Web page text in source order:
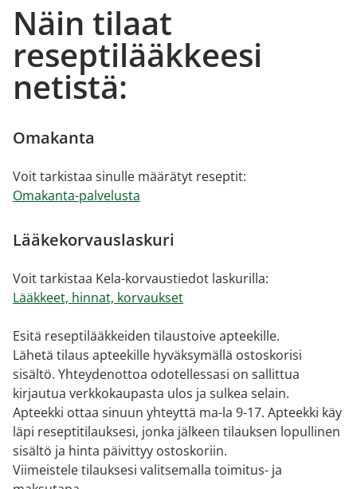
Näin tilaat
reseptilääkkeesi
netistä:
Omakanta
Voit tarkistaa sinulle määrätyt reseptit:
Omakanta-palvelusta
Lääkekorvauslaskuri
Voit tarkistaa Kela-korvaustiedot laskurilla:
Lääkkeet, hinnat, korvaukset
Esitä reseptilääkkeiden tilaustoive apteekille.
Lähetä tilaus apteekille hyväksymällä ostoskorisi
sisältö. Yhteydenottoa odotellessasi on sallittua
kirjautua verkkokaupasta ulos ja sulkea selain.
Apteekki ottaa sinuun yhteyttä ma-la 9-17. Apteekki käy
läpi reseptitilauksesi, jonka jälkeen tilauksen lopullinen
sisältö ja hinta päivittyy ostoskoriin.
Viimeistele tilauksesi valitsemalla toimitus- ja